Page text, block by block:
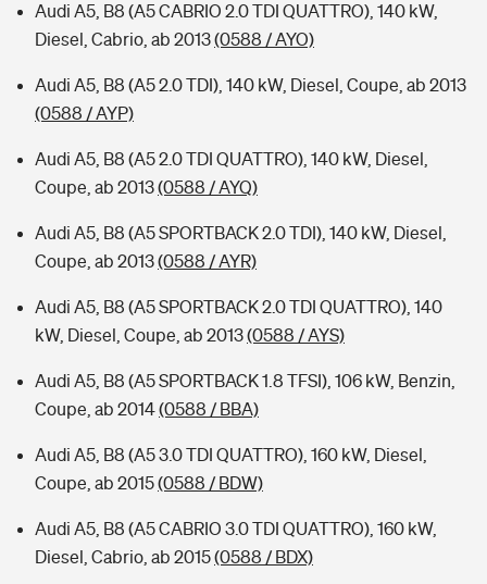
Audi A5, B8 (A5 CABRIO 2.0 TDI QUATTRO), 140 kW,
Diesel, Cabrio, ab 2013(0588 / AYO)
Audi A5, B8 (A5 2.0 TDI), 140 kW, Diesel, Coupe, ab 2013
(0588 / AYP)
Audi A5, B8 (A5 2.0 TDI QUATTRO), 140 kW, Diesel,
Coupe, ab 2013(0588 / AYQ)
Audi A5, B8 (A5 SPORTBACK 2.0 TDI), 140 kW, Diesel,
Coupe, ab 2013(0588 / AYR)
Audi A5, B8 (A5 SPORTBACK 2.0 TDI QUATTRO), 140
kW, Diesel, Coupe, ab 2013(0588 / AYS)
Audi A5, B8 (A5 SPORTBACK 1.8 TFSI), 106 kW, Benzin,
Coupe, ab 2014(0588 / BBA)
Audi A5, B8 (A5 3.0 TDI QUATTRO), 160 kW, Diesel,
Coupe, ab 2015(0588 / BDW)
Audi A5, B8 (A5 CABRIO 3.0 TDI QUATTRO), 160 kW,
Diesel, Cabrio, ab 2015(0588 / BDX)